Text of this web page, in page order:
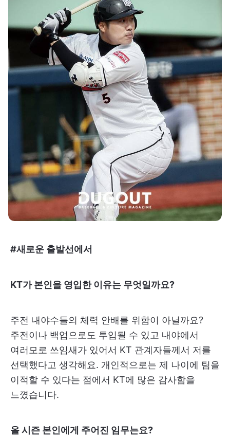
#새로운 출발선에서
KT가 본인을 영입한 이유는 무엇일까요?
주전 내야수들의 체력 안배를 위함이 아닐까요?
주전이나 백업으로도 투입될 수 있고 내야에서
여러모로 쓰임새가 있어서 KT 관계자들께서 저를
선택했다고 생각해요. 개인적으로는 제 나이에 팀을
이적할 수 있다는 점에서 KT에 많은 감사함을
느꼈습니다.
올 시즌 본인에게 주어진 임무는요?